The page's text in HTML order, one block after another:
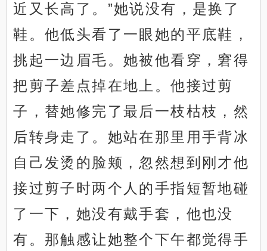
近又长高了。”她说没有，是换了
鞋。他低头看了一眼她的平底鞋，
挑起一边眉毛。她被他看穿，窘得
把剪子差点掉在地上。他接过剪
子，替她修完了最后一枝枯枝，然
后转身走了。她站在那里用手背冰
自己发烫的脸颊，忽然想到刚才他
接过剪子时两个人的手指短暂地碰
了一下，她没有戴手套，他也没
有。那触感让她整个下午都觉得手